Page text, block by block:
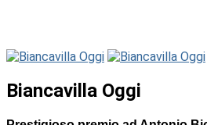
Biancavilla Oggi